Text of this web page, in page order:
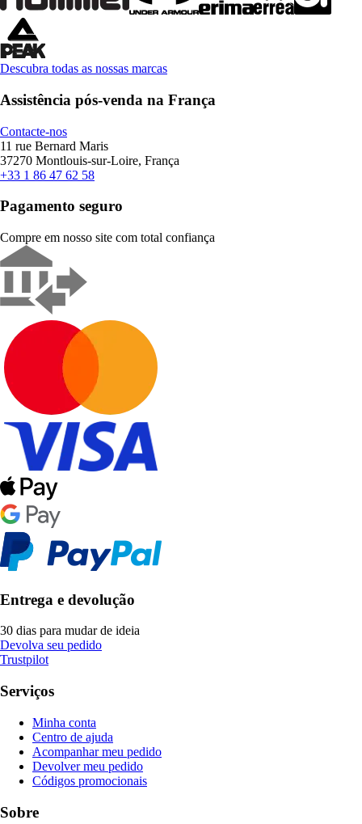
Descubra todas as nossas marcas
Assistência pós-venda na França
Contacte-nos
11 rue Bernard Maris
37270 Montlouis-sur-Loire, França
+33 1 86 47 62 58
Pagamento seguro
Compre em nosso site com total confiança
Entrega e devolução
30 dias para mudar de ideia
Devolva seu pedido
Trustpilot
Serviços
Minha conta
Centro de ajuda
Acompanhar meu pedido
Devolver meu pedido
Códigos promocionais
Sobre